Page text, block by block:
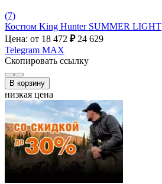
(7)
Костюм King Hunter SUMMER LIGHT
Цена: от 18 472 ₽ 24 629
Telegram MAX
Скопировать ссылку
В корзину
низкая цена